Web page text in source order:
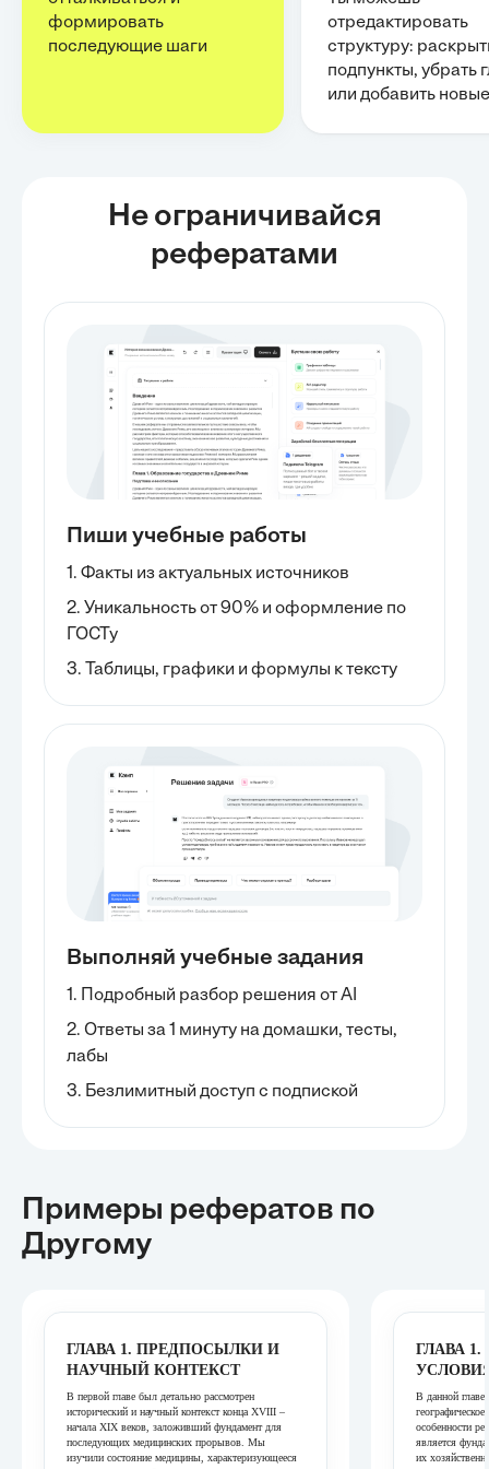
формировать
последующие шаги
отредактировать
структуру:
подпункты, убрать
или добавить новые
Не ограничивайся
рефератами
Пиши учебные работы
1. Факты из актуальных источников
2. Уникальность от 90% и оформление по
ГОСТу
3. Таблицы, графики и формулы к тексту
Выполняй учебные задания
1. Подробный разбор решения от AI
2. Ответы за 1 минуту на домашки, тесты,
лабы
3. Безлимитный доступ с подпиской
Примеры рефератов по
Другому
ГЛАВА 1. ПРЕДПОСЫЛКИ И
НАУЧНЫЙ КОНТЕКСТ
В первой главе был детально рассмотрен
исторический и научный контекст конца XVIII –
начала XIX веков, заложивший фундамент для
последующих медицинских прорывов. Мы
изучили состояние медицины, характеризующееся
ГЛАВА
В данной главе
особенности
является
их